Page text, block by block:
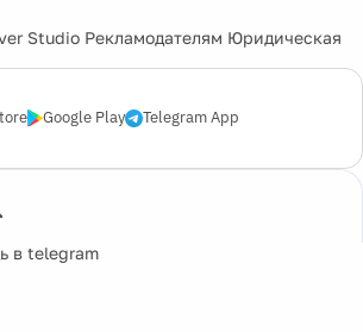
Studio Рекламодателям Юридическая
Google Play Telegram App